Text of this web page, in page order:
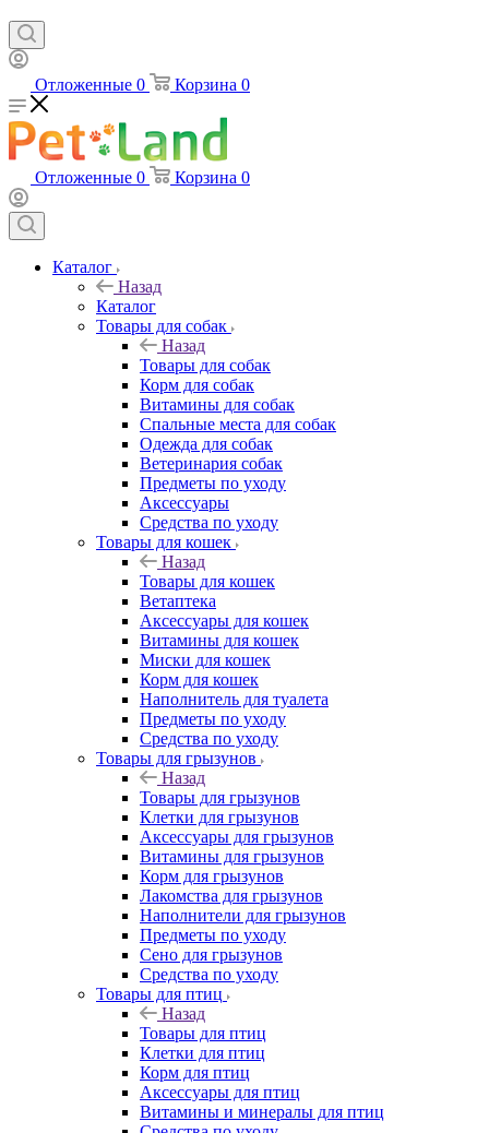
Отложенные 0 Корзина 0
Отложенные 0 Корзина 0
Каталог
Назад
Каталог
Товары для собак
Назад
Товары для собак
Корм для собак
Витамины для собак
Спальные места для собак
Одежда для собак
Ветеринария собак
Предметы по уходу
Аксессуары
Средства по уходу
Товары для кошек
Назад
Товары для кошек
Ветаптека
Аксессуары для кошек
Витамины для кошек
Миски для кошек
Корм для кошек
Наполнитель для туалета
Предметы по уходу
Средства по уходу
Товары для грызунов
Назад
Товары для грызунов
Клетки для грызунов
Аксессуары для грызунов
Витамины для грызунов
Корм для грызунов
Лакомства для грызунов
Наполнители для грызунов
Предметы по уходу
Сено для грызунов
Средства по уходу
Товары для птиц
Назад
Товары для птиц
Клетки для птиц
Корм для птиц
Аксессуары для птиц
Витамины и минералы для птиц